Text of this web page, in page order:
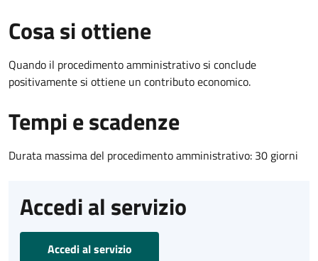
Cosa si ottiene
Quando il procedimento amministrativo si conclude
positivamente si ottiene un contributo economico.
Tempi e scadenze
Durata massima del procedimento amministrativo: 30 giorni
Accedi al servizio
Accedi al servizio